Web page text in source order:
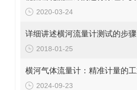
2020-03-24
详细讲述横河流量计测试的步骤
2018-01-25
2024-09-23